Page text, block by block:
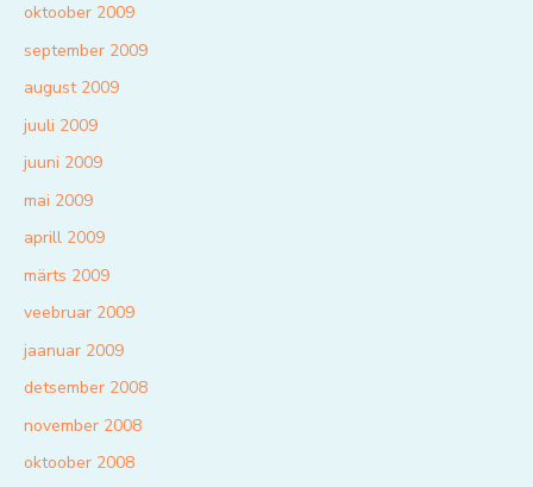
oktoober 2009
september 2009
august 2009
juuli 2009
juuni 2009
mai 2009
aprill 2009
märts 2009
veebruar 2009
jaanuar 2009
detsember 2008
november 2008
oktoober 2008